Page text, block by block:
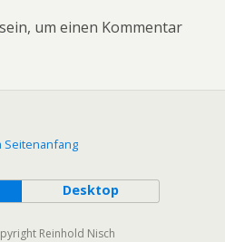
sein, um einen Kommentar
Seitenanfang
Desktop
Reinhold Nisch